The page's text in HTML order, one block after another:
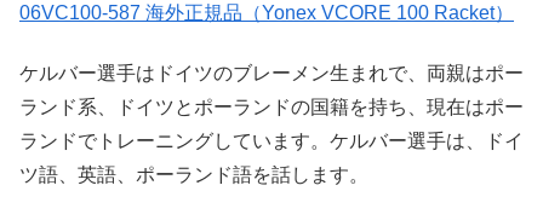
06VC100-587 海外正規品（Yonex VCORE 100 Racket）
ケルバー選手はドイツのブレーメン生まれで、両親はポー
ランド系、ドイツとポーランドの国籍を持ち、現在はポー
ランドでトレーニングしています。ケルバー選手は、ドイ
ツ語、英語、ポーランド語を話します。